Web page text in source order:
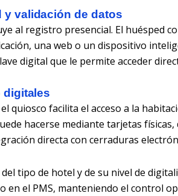
validación de datos
al registro presencial. El huésped
una web o un dispositivo
digital que le permite acceder
digitales
quiosco facilita el acceso a la
hacerse mediante tarjetas físicas,
directa con cerraduras
tipo de hotel y de su nivel de
en el PMS, manteniendo el control